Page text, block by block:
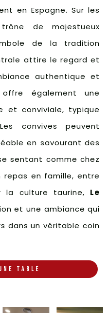
en Espagne. Sur les
trône de majestueux
de la tradition
attire le regard et
authentique et
offre également une
et conviviale, typique
convives peuvent
en savourant des
sentant comme chez
repas en famille, entre
la culture taurine, Le
et une ambiance qui
dans un véritable coin
TABLE